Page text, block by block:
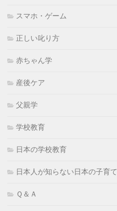
スマホ・ゲーム
正しい叱り方
赤ちゃん学
産後ケア
父親学
学校教育
日本の学校教育
日本人が知らない日本の子育て
Ｑ＆Ａ